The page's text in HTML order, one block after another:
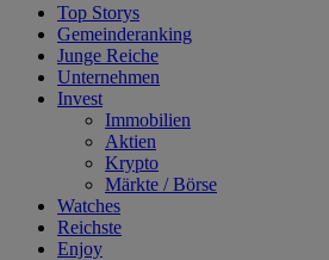
Top Storys
Gemeinderanking
Junge Reiche
Unternehmen
Invest
Immobilien
Aktien
Krypto
Märkte / Börse
Watches
Reichste
Enjoy